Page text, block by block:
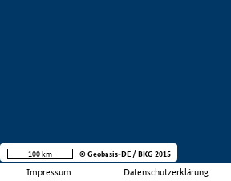
Impressum Datenschutzerklärung
100 km © Geobasis-DE / BKG 2015